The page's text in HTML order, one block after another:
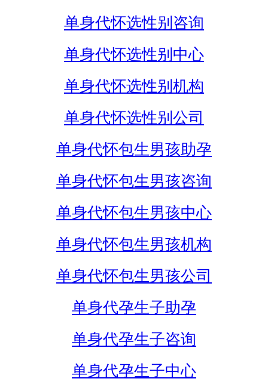
单身代怀选性别咨询
单身代怀选性别中心
单身代怀选性别机构
单身代怀选性别公司
单身代怀包生男孩助孕
单身代怀包生男孩咨询
单身代怀包生男孩中心
单身代怀包生男孩机构
单身代怀包生男孩公司
单身代孕生子助孕
单身代孕生子咨询
单身代孕生子中心